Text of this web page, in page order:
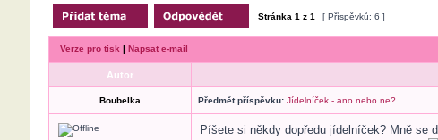
Stránka 1 z 1 [ Příspěvků: 6 ]
Verze pro tisk | Napsat e-mail
Autor
Boubelka Předmět příspěvku: Jídelníček - ano nebo ne?
Píšete si někdy dopředu jídelníček? Mně se